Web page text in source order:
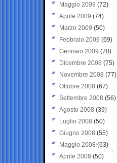
Maggio 2009 (72)
Aprile 2009 (74)
Marzo 2009 (50)
Febbraio 2009 (69)
Gennaio 2009 (70)
Dicembre 2008 (75)
Novembre 2008 (77)
Ottobre 2008 (67)
Settembre 2008 (56)
Agosto 2008 (39)
Luglio 2008 (50)
Giugno 2008 (55)
Maggio 2008(63)
Aprile 2008 (50)